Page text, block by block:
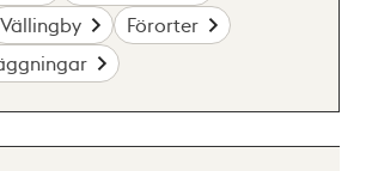
Vällingby
Förorter